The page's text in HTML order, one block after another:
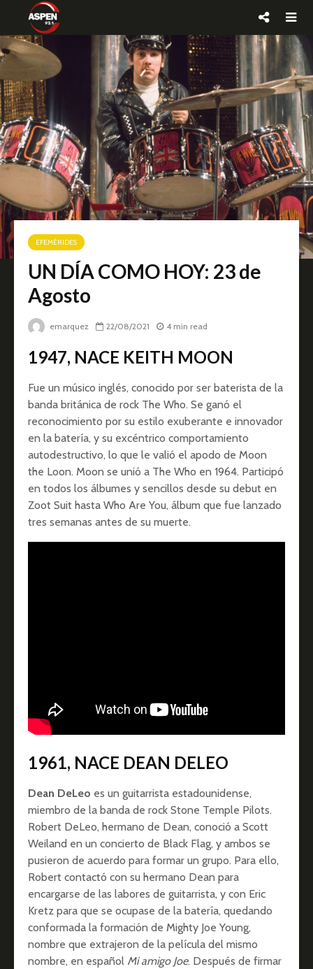
EFEMÉRIDES
UN DÍA COMO HOY: 23 de
Agosto
emarquez 22/08/2021 4 min read
1947, NACE KEITH MOON
Fue un músico inglés, conocido por ser baterista de la
banda británica de rock The Who. Se ganó el
reconocimiento por su estilo exuberante e innovador
en la batería, y su excéntrico comportamiento
autodestructivo, lo que le valió el apodo de Moon
the Loon. Moon se unió a The Who en 1964. Participó
en todos los álbumes y sencillos desde su debut en
Zoot Suit hasta Who Are You, álbum que fue lanzado
tres semanas antes de su muerte.
1961, NACE DEAN DELEO
Dean DeLeo es un guitarrista estadounidense,
miembro de la banda de rock Stone Temple Pilots.
Robert DeLeo, hermano de Dean, conoció a Scott
Weiland en un concierto de Black Flag, y ambos se
pusieron de acuerdo para formar un grupo. Para ello,
Robert contactó con su hermano Dean para
encargarse de las labores de guitarrista, y con Eric
Kretz para que se ocupase de la batería, quedando
conformada la formación de Mighty Joe Young,
nombre que extrajeron de la película del mismo
nombre, en español Mi amigo Joe. Después de firmar